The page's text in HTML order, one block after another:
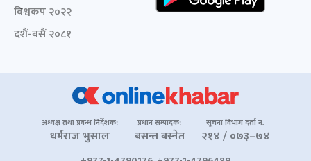
विश्वकप २०२२
दशैं-बसैं २०८१
अध्यक्ष तथा प्रबन्ध निर्देशक:
धर्मराज भुसाल
प्रधान सम्पादक:
बसन्त बस्नेत
सूचना विभाग दर्ता नं.
२१४ / ०७३–७४